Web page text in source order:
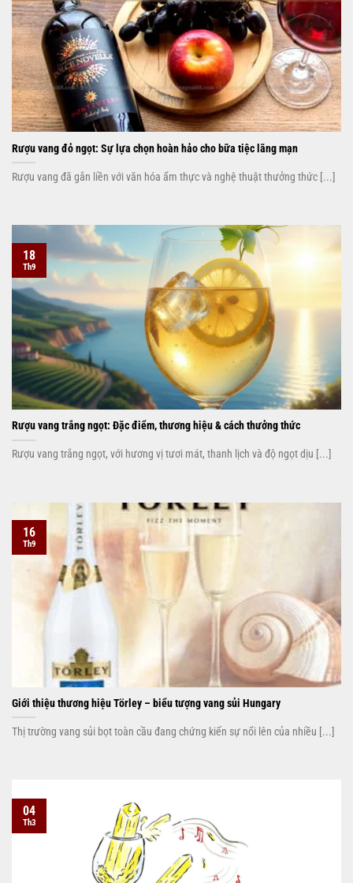
Rượu vang đỏ ngọt: Sự lựa chọn hoàn hảo cho bữa tiệc lãng mạn
Rượu vang đã gắn liền với văn hóa ẩm thực và nghệ thuật thưởng thức [...]
Rượu vang trắng ngọt: Đặc điểm, thương hiệu & cách thưởng thức
Rượu vang trắng ngọt, với hương vị tươi mát, thanh lịch và độ ngọt dịu [...]
18
Th9
Giới thiệu thương hiệu Törley – biểu tượng vang sủi Hungary
Thị trường vang sủi bọt toàn cầu đang chứng kiến sự nổi lên của nhiều [...]
16
Th9
04
Th3